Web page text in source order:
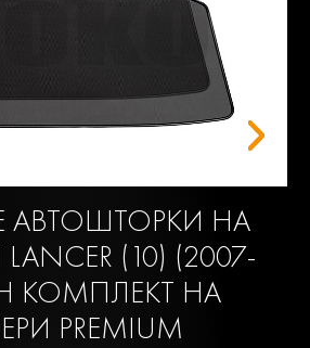
АВТОШТОРКИ НА
(10) (2007-
КОМПЛЕКТ НА
PREMIUM